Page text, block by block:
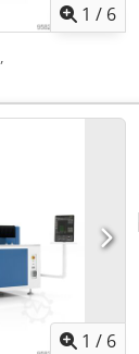
1 / 6
,
1 / 6